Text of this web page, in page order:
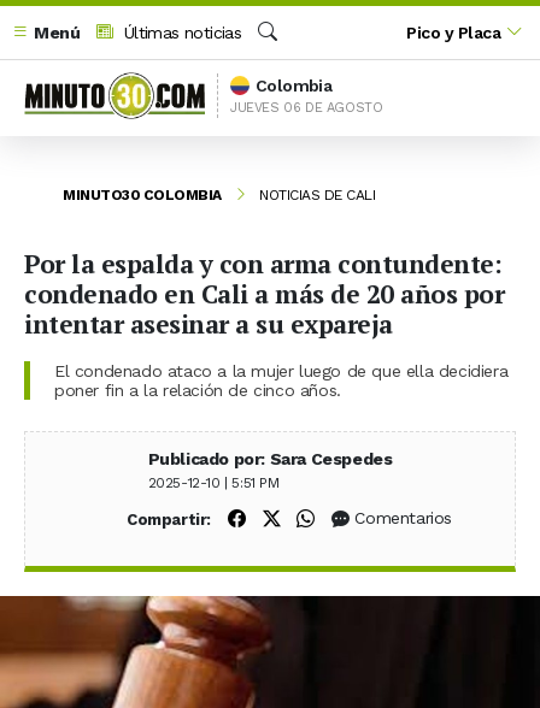
Menú
Últimas noticias
Buscar
Pico y Placa
Colombia
JUEVES 06 DE AGOSTO
MINUTO30 COLOMBIA NOTICIAS DE CALI
Por la espalda y con arma contundente:
condenado en Cali a más de 20 años por
intentar asesinar a su expareja
El condenado ataco a la mujer luego de que ella decidiera
poner fin a la relación de cinco años.
Publicado por: Sara Cespedes
2025-12-10 | 5:51 PM
Compartir: Compartir en Facebook
Compartir en X (Twitter)
Compartir en WhatsApp
Comentarios